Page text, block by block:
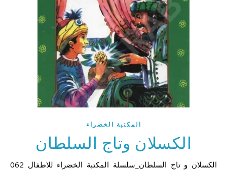
المكتبة الخضراء
الكسلان وتاج السلطان
062 الكسلان و تاج السلطان_سلسلة المكتبة الخضراء للاطفال